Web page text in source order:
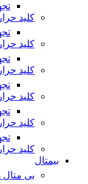
کلید
کلید
کلید
کلید
کلید
کلید
بیمتال
بی متال